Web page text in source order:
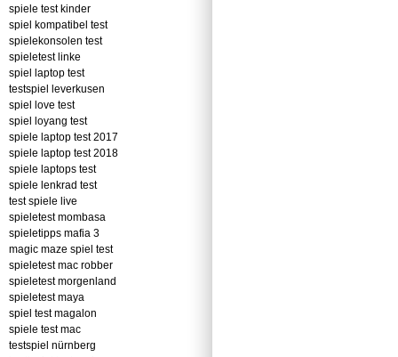
spiele test kinder
spiel kompatibel test
spielekonsolen test
spieletest linke
spiel laptop test
testspiel leverkusen
spiel love test
spiel loyang test
spiele laptop test 2017
spiele laptop test 2018
spiele laptops test
spiele lenkrad test
test spiele live
spieletest mombasa
spieletipps mafia 3
magic maze spiel test
spieletest mac robber
spieletest morgenland
spieletest maya
spiel test magalon
spiele test mac
testspiel nürnberg